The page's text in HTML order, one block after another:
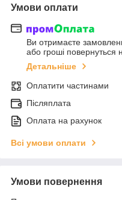
Умови оплати
Ви отримаєте
або гроші повернуться
Детальніше
Оплатити частинами
Післяплата
Оплата на рахунок
Всі умови оплати
Умови повернення